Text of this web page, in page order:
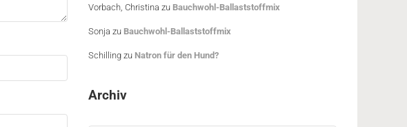
Vorbach, Christina zu Bauchwohl-Ballaststoffmix
Sonja zu Bauchwohl-Ballaststoffmix
Schilling zu Natron für den Hund?
Archiv